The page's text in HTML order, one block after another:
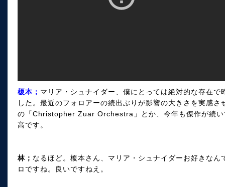
榎本； マリア・シュナイダー、僕にとっては絶対的な存在
した。最近のフォロアーの続出ぶりが影響の大きさを実感
の「Christopher Zuar Orchestra」とか、今年も傑作が続い
高です。
林； なるほど。榎本さん、マリア・シュナイダーお好きな
ロですね。良いですねえ。